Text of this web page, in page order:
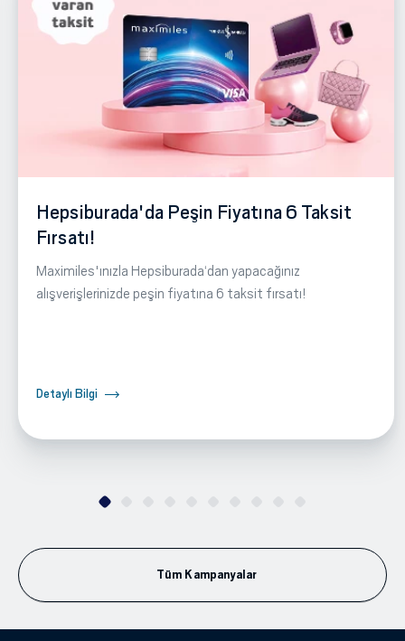
Hepsiburada'da Peşin Fiyatına 6 Taksit
Fırsatı!
Maximiles'ınızla Hepsiburada‘dan yapacağınız
alışverişlerinizde peşin fiyatına 6 taksit fırsatı!
Detaylı Bilgi
Tüm Kampanyalar